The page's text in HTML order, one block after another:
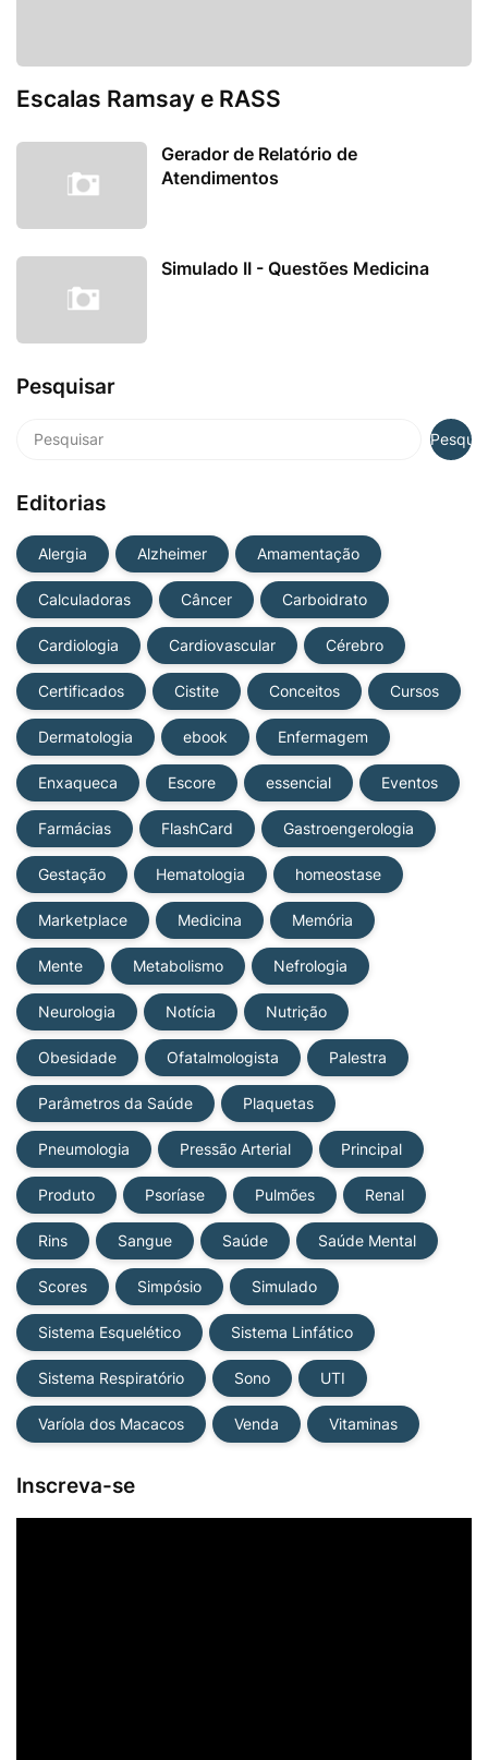
Escalas Ramsay e RASS
Gerador de Relatório de
Atendimentos
Simulado II - Questões Medicina
Pesquisar
Editorias
Alergia Alzheimer Amamentação
Calculadoras Câncer Carboidrato
Cardiologia Cardiovascular Cérebro
Certificados Cistite Conceitos Cursos
Dermatologia ebook Enfermagem
Enxaqueca Escore essencial Eventos
Farmácias FlashCard Gastroengerologia
Gestação Hematologia homeostase
Marketplace Medicina Memória
Mente Metabolismo Nefrologia
Neurologia Notícia Nutrição
Obesidade Ofatalmologista Palestra
Parâmetros da Saúde Plaquetas
Pneumologia Pressão Arterial Principal
Produto Psoríase Pulmões Renal
Rins Sangue Saúde Saúde Mental
Scores Simpósio Simulado
Sistema Esquelético Sistema Linfático
Sistema Respiratório Sono UTI
Varíola dos Macacos Venda Vitaminas
Inscreva-se